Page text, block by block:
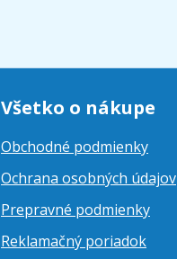
Všetko o nákupe
Obchodné podmienky
Ochrana osobných údajov
Prepravné podmienky
Reklamačný poriadok